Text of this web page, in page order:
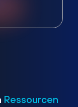
Ressourcen